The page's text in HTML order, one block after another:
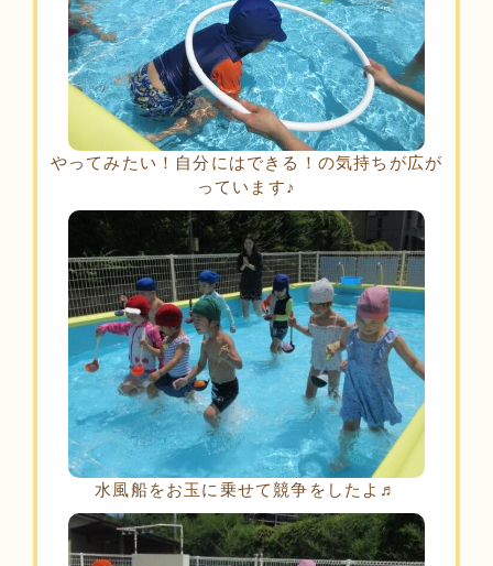
やってみたい！自分にはできる！の気持ちが広が
っています♪
水風船をお玉に乗せて競争をしたよ♬